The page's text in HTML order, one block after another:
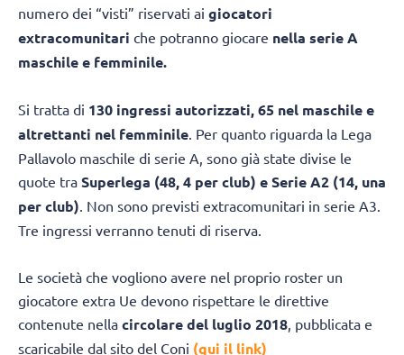
numero dei “visti” riservati ai giocatori
extracomunitari che potranno giocare nella serie A
maschile e femminile.
Si tratta di 130 ingressi autorizzati, 65 nel maschile e
altrettanti nel femminile. Per quanto riguarda la Lega
Pallavolo maschile di serie A, sono già state divise le
quote tra Superlega (48, 4 per club) e Serie A2 (14, una
per club). Non sono previsti extracomunitari in serie A3.
Tre ingressi verranno tenuti di riserva.
Le società che vogliono avere nel proprio roster un
giocatore extra Ue devono rispettare le direttive
contenute nella circolare del luglio 2018, pubblicata e
scaricabile dal sito del Coni (qui il link)